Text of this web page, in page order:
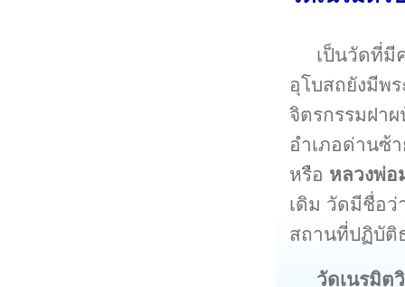
เป็นวัดที่มี
อุโบสถยังมีพ
จิตรกรรมฝา
อำเภอด่านซ้
หรือ หลวงพ่
เดิม วัดมีชื่อ
สถานที่ปฏิบัติ
วัดเนรมิต